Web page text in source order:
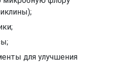
для улучшения